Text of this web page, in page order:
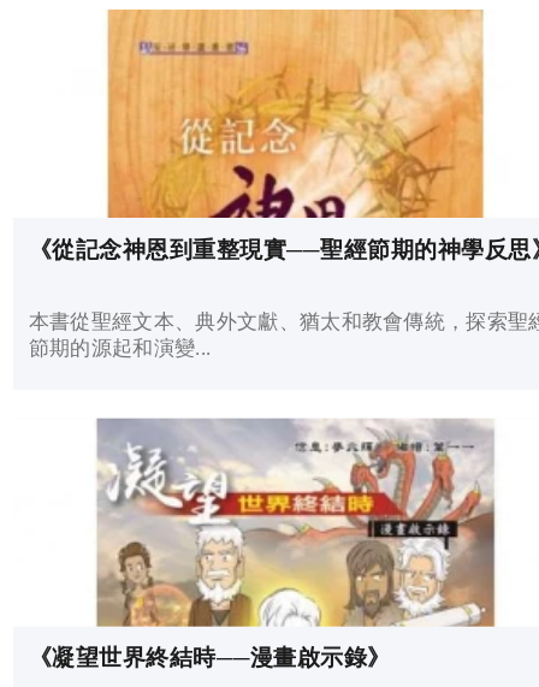
《從記念神恩到重整現實──聖經節期的神學反思
本書從聖經文本、典外文獻、猶太和教會傳統，探索聖
節期的源起和演變...
《凝望世界終結時──漫畫啟示錄》